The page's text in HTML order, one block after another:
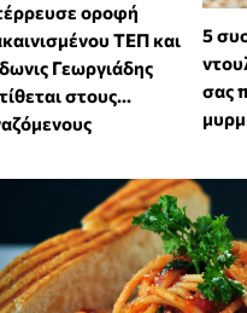
οροφή
ΤΕΠ και
Γεωργιάδης
στους...
⁠5
σας